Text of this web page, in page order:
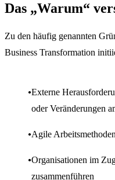
Das „Warum“
Zu den häufig genannten
Business Transformation
Externe
oder Veränderungen
Agile
Organisationen im
zusammenführen